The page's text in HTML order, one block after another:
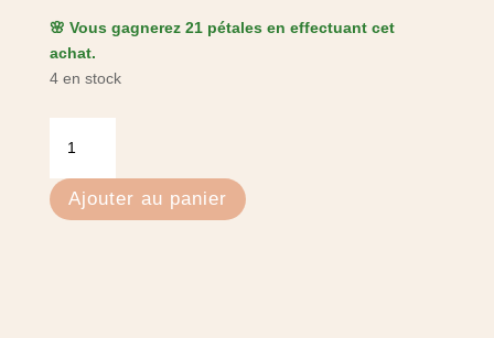
🌸 Vous gagnerez 21 pétales en effectuant cet
achat.
4 en stock
Masque
Capillaire
Ajouter au panier